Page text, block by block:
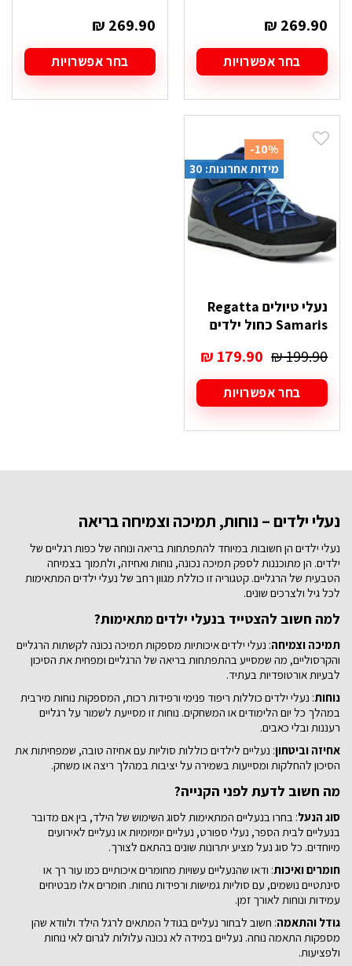
₪ 269.90
בחר אפשרויות
זה
יש
סוגים.
האפשרויות
בעמוד
המוצר
₪ 269.90
בחר אפשרויות
זה
-10%
מידות אחרונות: 30
נעלי טיולים Regatta
Samaris כחול ילדים
₪199.90
המחיר
המקורי
היה:
₪ 199.90.
₪ 179.90
המחיר
הנוכחי
₪ 179.90.
בחר אפשרויות
זה
סוגים.
את
האפשרויות
בעמוד
המוצר
נעלי ילדים – נוחות, תמיכה וצמיחה בריאה
נעלי ילדים הן חשובות במיוחד להתפתחות בריאה ונוחה של כפות רגליים של
ילדים. הן מתוכננות לספק תמיכה נכונה, נוחות ואחיזה, ולתמוך בצמיחה
הטבעית של הרגליים. קטגוריה זו כוללת מגוון רחב של נעלי ילדים המתאימות
לכל גיל ולצרכים שונים.
למה חשוב להצטייד בנעלי ילדים מתאימות?
תמיכה וצמיחה: נעלי ילדים איכותיות מספקות תמיכה נכונה לקשתות הרגליים
והקרסוליים, מה שמסייע בהתפתחות בריאה של הרגליים ומפחית את הסיכון
לבעיות אורטופדיות בעתיד.
נוחות: נעלי ילדים כוללות ריפוד פנימי ורפידות רכות, המספקות נוחות מירבית
במהלך כל יום הלימודים או המשחקים. נוחות זו מסייעת לשמור על רגליים
רעננות ובלי כאבים.
אחיזה וביטחון: נעליים לילדים כוללות סוליות עם אחיזה טובה, שמפחיתות את
הסיכון להחלקות ומסייעות בשמירה על יציבות במהלך ריצה או משחק.
מה חשוב לדעת לפני הקנייה?
סוג הנעל: בחרו בנעליים המתאימות לסוג השימוש של הילד, בין אם מדובר
בנעליים לבית הספר, נעלי ספורט, נעליים יומיומיות או נעליים לאירועים
מיוחדים. כל סוג נעל מציע יתרונות שונים בהתאם לצורך.
חומרים ואיכות: ודאו שהנעליים עשויות מחומרים איכותיים כמו עור רך או
סינתטיים נושמים, עם סוליות גמישות ורפידות נוחות. חומרים אלו מבטיחים
עמידות ונוחות לאורך זמן.
גודל והתאמה: חשוב לבחור נעליים בגודל המתאים לרגל הילד ולוודא שהן
מספקות התאמה נוחה. נעליים במידה לא נכונה עלולות לגרום לאי נוחות
ולפציעות.